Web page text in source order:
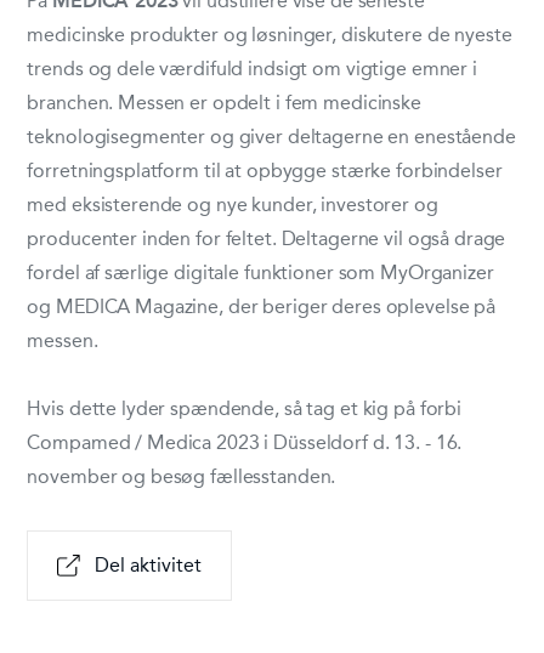
medicinske produkter og løsninger, diskutere de nyeste
trends og dele værdifuld indsigt om vigtige emner i
branchen. Messen er opdelt i fem medicinske
teknologisegmenter og giver deltagerne en enestående
forretningsplatform til at opbygge stærke forbindelser
med eksisterende og nye kunder, investorer og
producenter inden for feltet. Deltagerne vil også drage
fordel af særlige digitale funktioner som MyOrganizer
og MEDICA Magazine, der beriger deres oplevelse på
messen.
Hvis dette lyder spændende, så tag et kig på forbi
Compamed / Medica 2023 i Düsseldorf d. 13. - 16.
november og besøg fællesstanden.
Del aktivitet